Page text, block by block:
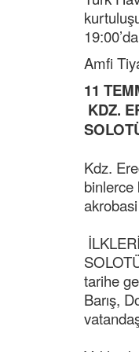
Amfi
11
KDZ.
Kdz.
binlerce
tarihe
Barış,